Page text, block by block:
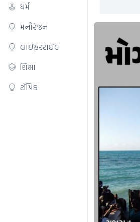
ધર્મ
મનોરંજન
લાઇફસ્ટાઇલ
શિક્ષા
ટૉપિક